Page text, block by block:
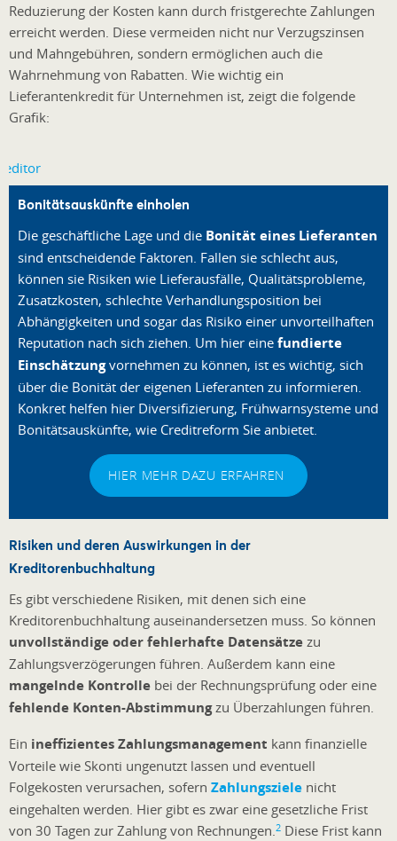
Reduzierung der Kosten kann durch fristgerechte Zahlungen
erreicht werden. Diese vermeiden nicht nur Verzugszinsen
und Mahngebühren, sondern ermöglichen auch die
Wahrnehmung von Rabatten. Wie wichtig ein
Lieferantenkredit für Unternehmen ist, zeigt die folgende
Grafik:
Bonitätsauskünfte einholen
Die geschäftliche Lage und die Bonität eines Lieferanten
sind entscheidende Faktoren. Fallen sie schlecht aus,
können sie Risiken wie Lieferausfälle, Qualitätsprobleme,
Zusatzkosten, schlechte Verhandlungsposition bei
Abhängigkeiten und sogar das Risiko einer unvorteilhaften
Reputation nach sich ziehen. Um hier eine fundierte
Einschätzungvornehmen zu können, ist es wichtig, sich
über die Bonität der eigenen Lieferanten zu informieren.
Konkret helfen hier Diversifizierung, Frühwarnsysteme und
Bonitätsauskünfte, wie Creditreform Sie anbietet.
HIER MEHR DAZU ERFAHREN
Risiken und deren Auswirkungen in der
Kreditorenbuchhaltung
Es gibt verschiedene Risiken, mit denen sich eine
Kreditorenbuchhaltung auseinandersetzen muss. So können
unvollständige oder fehlerhafte Datensätze zu
Zahlungsverzögerungen führen. Außerdem kann eine
mangelnde Kontrolle bei der Rechnungsprüfung oder eine
fehlende Konten-Abstimmungzu Überzahlungen führen.
Ein ineffizientes Zahlungsmanagement kann finanzielle
Vorteile wie Skonti ungenutzt lassen und eventuell
Folgekosten verursachen, sofern Zahlungsziele nicht
eingehalten werden. Hier gibt es zwar eine gesetzliche Frist
von 30 Tagen zur Zahlung von Rechnungen.2 Diese Frist kann